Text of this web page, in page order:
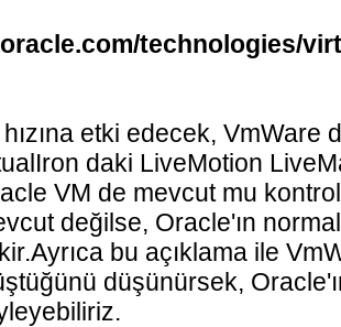
technologies/
etki edecek, VmWare
daki LiveMotion
VM de mevcut mu
değilse, Oracle'ın
bu açıklama ile
düşünürsek,